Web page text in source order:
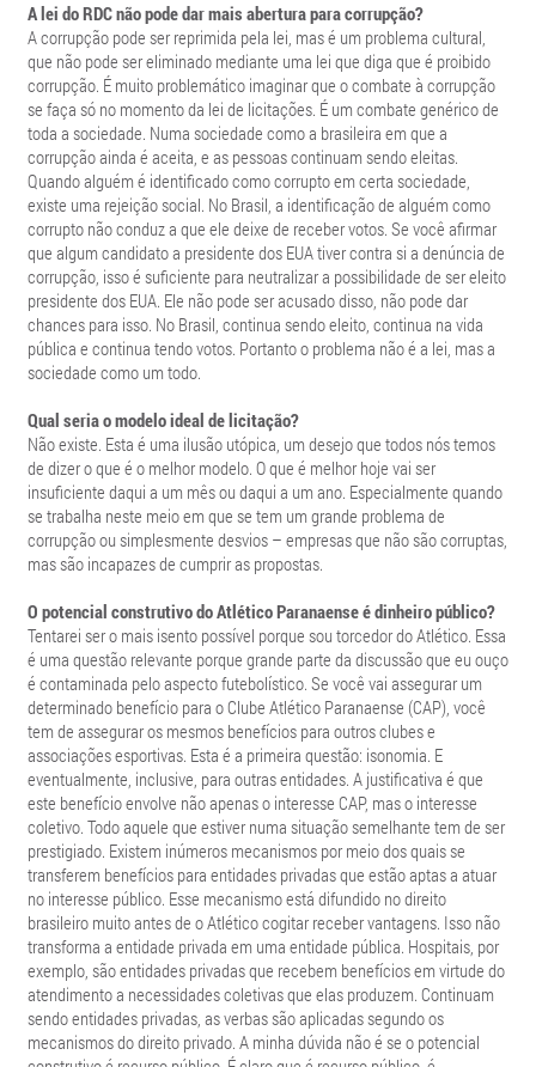
A lei do RDC não pode dar mais abertura para corrupção?
A corrupção pode ser reprimida pela lei, mas é um problema cultural,
que não pode ser eliminado mediante uma lei que diga que é proibido
corrupção. É muito problemático imaginar que o combate à corrupção
se faça só no momento da lei de licitações. É um combate genérico de
toda a sociedade. Numa sociedade como a brasileira em que a
corrupção ainda é aceita, e as pessoas continuam sendo eleitas.
Quando alguém é identificado como corrupto em certa sociedade,
existe uma rejeição social. No Brasil, a identificação de alguém como
corrupto não conduz a que ele deixe de receber votos. Se você afirmar
que algum candidato a presidente dos EUA tiver contra si a denúncia de
corrupção, isso é suficiente para neutralizar a possibilidade de ser eleito
presidente dos EUA. Ele não pode ser acusado disso, não pode dar
chances para isso. No Brasil, continua sendo eleito, continua na vida
pública e continua tendo votos. Portanto o problema não é a lei, mas a
sociedade como um todo.
Qual seria o modelo ideal de licitação?
Não existe. Esta é uma ilusão utópica, um desejo que todos nós temos
de dizer o que é o melhor modelo. O que é melhor hoje vai ser
insuficiente daqui a um mês ou daqui a um ano. Especialmente quando
se trabalha neste meio em que se tem um grande problema de
corrupção ou simplesmente desvios – empresas que não são corruptas,
mas são incapazes de cumprir as propostas.
O potencial construtivo do Atlético Paranaense é dinheiro público?
Tentarei ser o mais isento possível porque sou torcedor do Atlético. Essa
é uma questão relevante porque grande parte da discussão que eu ouço
é contaminada pelo aspecto futebolístico. Se você vai assegurar um
determinado benefício para o Clube Atlético Paranaense (CAP), você
tem de assegurar os mesmos benefícios para outros clubes e
associações esportivas. Esta é a primeira questão: isonomia. E
eventualmente, inclusive, para outras entidades. A justificativa é que
este benefício envolve não apenas o interesse CAP, mas o interesse
coletivo. Todo aquele que estiver numa situação semelhante tem de ser
prestigiado. Existem inúmeros mecanismos por meio dos quais se
transferem benefícios para entidades privadas que estão aptas a atuar
no interesse público. Esse mecanismo está difundido no direito
brasileiro muito antes de o Atlético cogitar receber vantagens. Isso não
transforma a entidade privada em uma entidade pública. Hospitais, por
exemplo, são entidades privadas que recebem benefícios em virtude do
atendimento a necessidades coletivas que elas produzem. Continuam
sendo entidades privadas, as verbas são aplicadas segundo os
mecanismos do direito privado. A minha dúvida não é se o potencial